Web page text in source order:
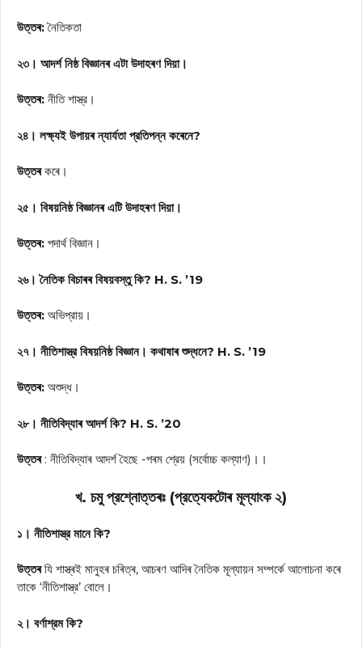
উত্তৰ:নৈতিকতা
২৩। আদর্শ নিষ্ঠ বিজ্ঞানৰ এটা উদাহৰণ দিয়া।
উত্তৰ: নীতি শাস্ত্র।
২৪। লক্ষ্যই উপায়ৰ ন্যার্যতা প্রতিপন্ন কৰেনে?
উত্তৰকৰে।
২৫। বিষয়নিষ্ঠ বিজ্ঞানৰ এটি উদাহৰণ দিয়া।
উত্তৰ: পদার্থ বিজ্ঞান।
২৬। নৈতিক বিচাৰৰ বিষয়বস্তু কি? H. S. ’19
উত্তৰ: অভিপ্রায়।
২৭। নীতিশাস্ত্র বিষয়নিষ্ঠ বিজ্ঞান। কথাষাৰ শুদ্ধনে? H. S. ’19
উত্তৰ: অশুদ্ধ।
২৮। নীতিবিদ্যাৰ আদর্শ কি? H. S. ’20
উত্তৰ: নীতিবিদ্যাৰ আদর্শ হৈছে -পৰম শ্রেয় (সর্বোচ্চ কল্যাণ)।।
খ. চমু প্রশ্নোত্তৰঃ (প্রত্যেকটোৰ মূল্যাংক ২)
১। নীতিশাস্ত্র মানে কি?
উত্তৰযি শাস্ত্ৰই মানুহৰ চৰিত্ৰ, আচৰণ আদিৰ নৈতিক মূল্যায়ন সম্পর্কে আলোচনা কৰে
তাকে ‘নীতিশাস্ত্র’ বোলে।
২। বর্ণাশ্রম কি?